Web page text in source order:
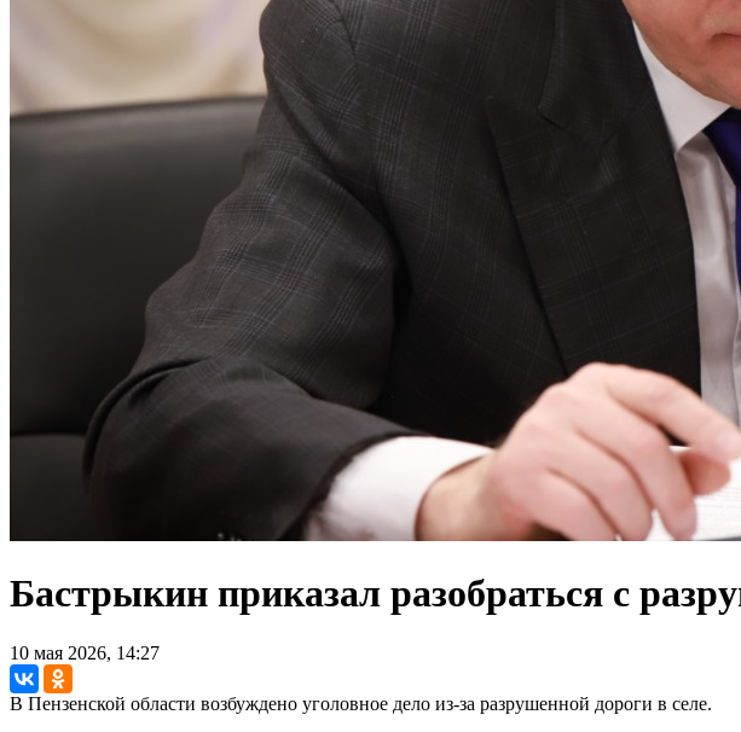
Бастрыкин приказал разобраться с
10 мая 2026, 14:27
В Пензенской области возбуждено уголовное дело из-за разрушенной дороги в селе.